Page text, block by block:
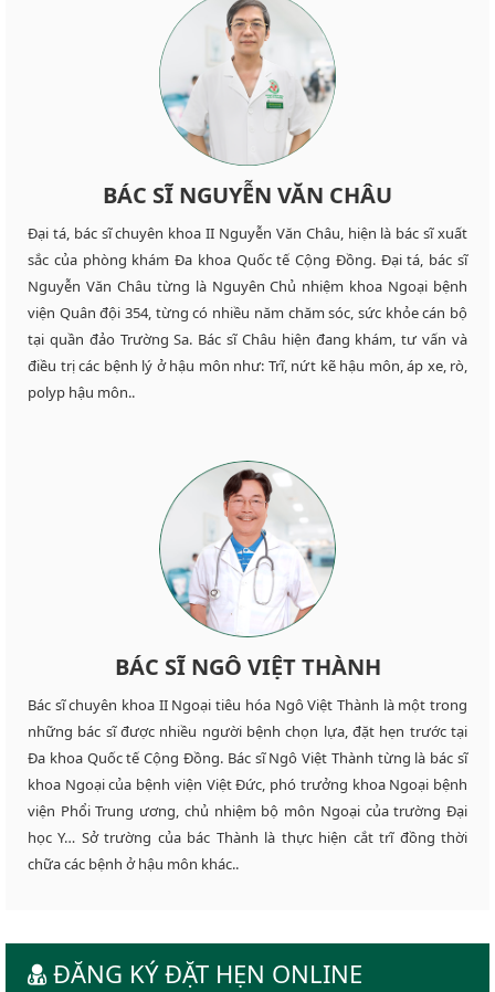
BÁC SĨ NGUYỄN VĂN CHÂU
Đại tá, bác sĩ chuyên khoa II Nguyễn Văn Châu, hiện là bác sĩ xuất
sắc của phòng khám Đa khoa Quốc tế Cộng Đồng. Đại tá, bác sĩ
Nguyễn Văn Châu từng là Nguyên Chủ nhiệm khoa Ngoại bệnh
viện Quân đội 354, từng có nhiều năm chăm sóc, sức khỏe cán bộ
tại quần đảo Trường Sa. Bác sĩ Châu hiện đang khám, tư vấn và
điều trị các bệnh lý ở hậu môn như: Trĩ, nứt kẽ hậu môn, áp xe, rò,
polyp hậu môn..
BÁC SĨ NGÔ VIỆT THÀNH
Bác sĩ chuyên khoa II Ngoại tiêu hóa Ngô Việt Thành là một trong
những bác sĩ được nhiều người bệnh chọn lựa, đặt hẹn trước tại
Đa khoa Quốc tế Cộng Đồng. Bác sĩ Ngô Việt Thành từng là bác sĩ
khoa Ngoại của bệnh viện Việt Đức, phó trưởng khoa Ngoại bệnh
viện Phổi Trung ương, chủ nhiệm bộ môn Ngoại của trường Đại
học Y… Sở trường của bác Thành là thực hiện cắt trĩ đồng thời
chữa các bệnh ở hậu môn khác..
ĐĂNG KÝ ĐẶT HẸN ONLINE